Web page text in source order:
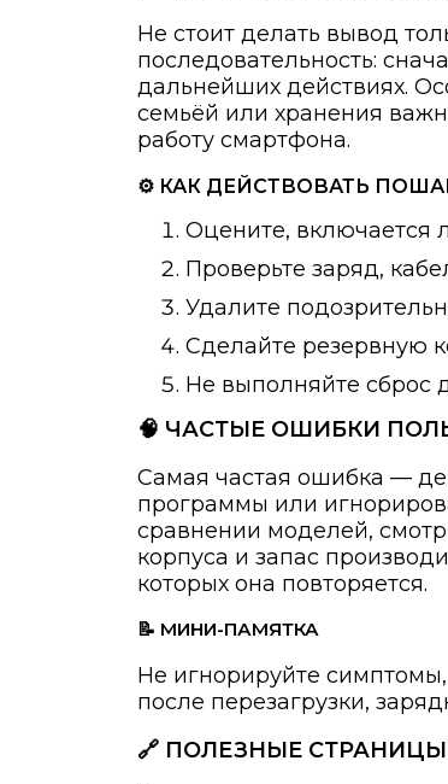
Не стоит делать вывод
последовательность:
дальнейших действиях.
семьёй или хранения
работу смартфона.
⚙️ КАК ДЕЙСТВОВАТЬ
Оцените, включается
Проверьте заряд,
Удалите
Сделайте резервную
Не выполняйте сброс
🧠 ЧАСТЫЕ ОШИБКИ
Самая частая ошибка —
программы или
сравнении моделей,
корпуса и запас
которых она повторяется.
📝 МИНИ-ПАМЯТКА
Не игнорируйте
после перезагрузки,
🔗 ПОЛЕЗНЫЕ